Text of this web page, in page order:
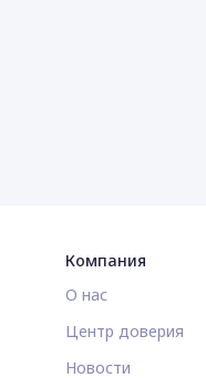
Компания
О нас
Центр доверия
Новости